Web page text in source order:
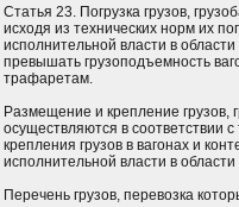
Статья 23. Погрузка грузов,
исходя из технических норм их
исполнительной власти в
превышать грузоподъемность
трафаретам.
Размещение и крепление грузов,
осуществляются в соответствии
крепления грузов в вагонах и
исполнительной власти в
Перечень грузов, перевозка